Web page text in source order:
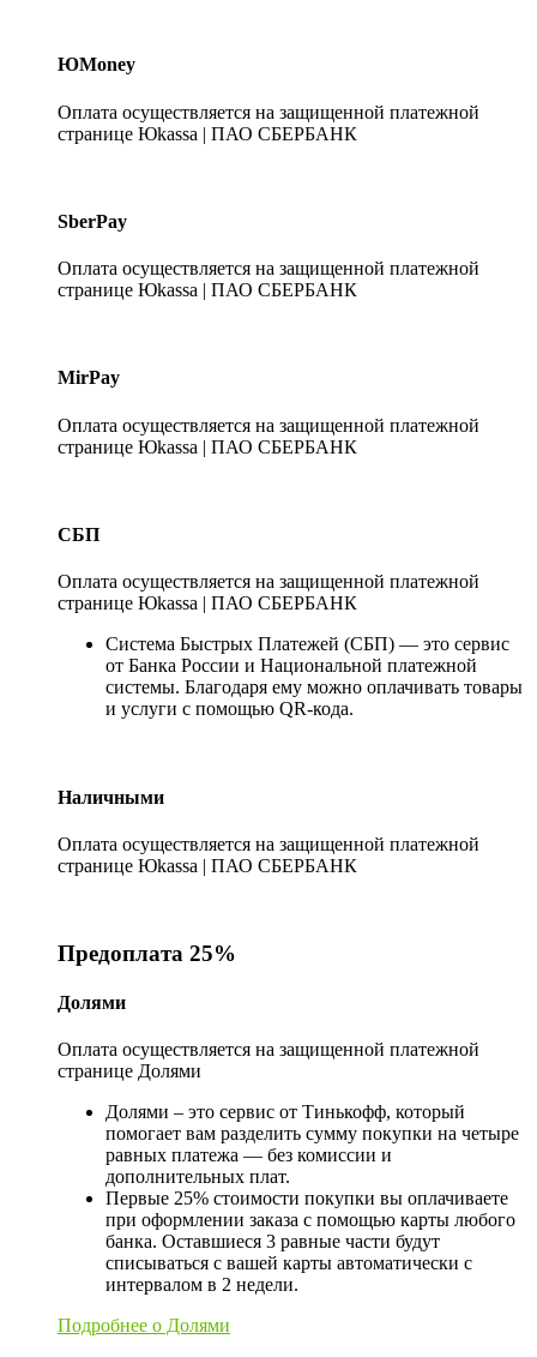
ЮMoney
Оплата осуществляется на защищенной платежной
странице Юkassa | ПАО СБЕРБАНК
SberPay
Оплата осуществляется на защищенной платежной
странице Юkassa | ПАО СБЕРБАНК
MirPay
Оплата осуществляется на защищенной платежной
странице Юkassa | ПАО СБЕРБАНК
СБП
Оплата осуществляется на защищенной платежной
странице Юkassa | ПАО СБЕРБАНК
Система Быстрых Платежей (СБП) — это сервис
от Банка России и Национальной платежной
системы. Благодаря ему можно оплачивать товары
и услуги с помощью QR-кода.
Наличными
Оплата осуществляется на защищенной платежной
странице Юkassa | ПАО СБЕРБАНК
Предоплата 25%
Долями
Оплата осуществляется на защищенной платежной
странице Долями
Долями – это сервис от Тинькофф, который
помогает вам разделить сумму покупки на четыре
равных платежа — без комиссии и
дополнительных плат.
Первые 25% стоимости покупки вы оплачиваете
при оформлении заказа с помощью карты любого
банка. Оставшиеся 3 равные части будут
списываться с вашей карты автоматически с
интервалом в 2 недели.
Подробнее о Долями